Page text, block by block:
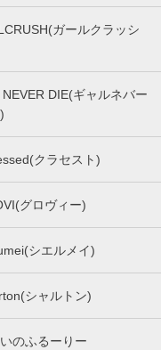
ガールクラッシ
NEVER DIE(ギャルネバー
クラセスト)
グロヴィー)
シエルメイ)
シャルトン)
のふるーりー